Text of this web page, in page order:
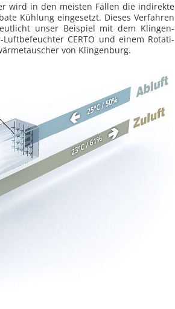
wird in den meis­ten Fäl­len die in­di­rek­te
Küh­lung ein­ge­setzt. Die­ses Ver­fah­ren
unser Bei­spiel mit dem Klin­gen­
Luft­be­feuch­ter CERTO und einem Ro­ta­ti­
von Klin­gen­burg.